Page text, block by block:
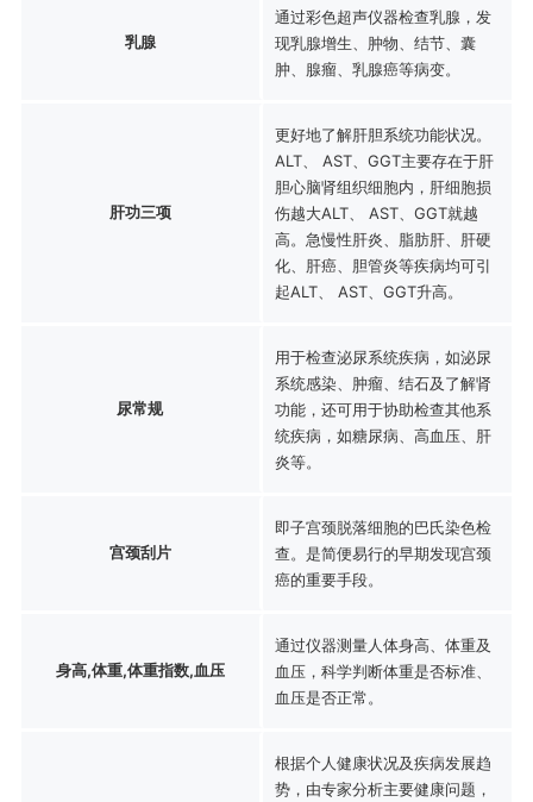
乳腺
通过彩色超声仪器检查乳腺，发
现乳腺增生、肿物、结节、囊
肿、腺瘤、乳腺癌等病变。
肝功三项
更好地了解肝胆系统功能状况。
ALT、 AST、GGT主要存在于肝
胆心脑肾组织细胞内，肝细胞损
伤越大ALT、 AST、GGT就越
高。急慢性肝炎、脂肪肝、肝硬
化、肝癌、胆管炎等疾病均可引
起ALT、 AST、GGT升高。
尿常规
用于检查泌尿系统疾病，如泌尿
系统感染、肿瘤、结石及了解肾
功能，还可用于协助检查其他系
统疾病，如糖尿病、高血压、肝
炎等。
宫颈刮片
即子宫颈脱落细胞的巴氏染色检
查。是简便易行的早期发现宫颈
癌的重要手段。
身高,体重,体重指数,血压
通过仪器测量人体身高、体重及
血压，科学判断体重是否标准、
血压是否正常。
根据个人健康状况及疾病发展趋
势，由专家分析主要健康问题，